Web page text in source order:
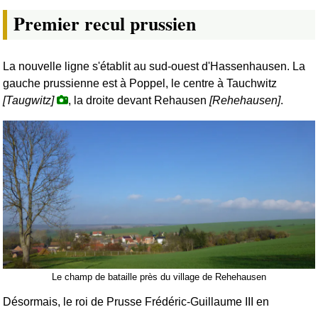
Premier recul prussien
La nouvelle ligne s'établit au sud-ouest d'Hassenhausen. La
gauche prussienne est à Poppel, le centre à Tauchwitz
[Taugwitz]
, la droite devant Rehausen [Rehehausen].
Le champ de bataille près du village de Rehehausen
Désormais, le roi de Prusse Frédéric-Guillaume III en